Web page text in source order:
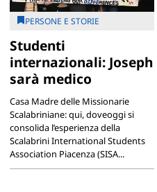
PERSONE E STORIE
Studenti
internazionali: Joseph
sarà medico
Casa Madre delle Missionarie
Scalabriniane: qui, doveoggi si
consolida l’esperienza della
Scalabrini International Students
Association Piacenza (SISA...